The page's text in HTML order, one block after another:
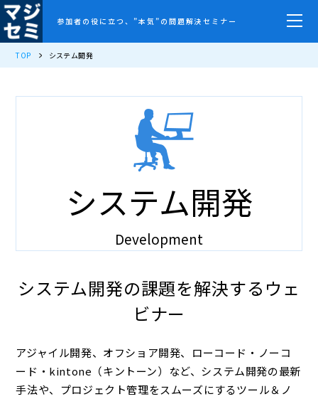
参加者の役に立つ、”本気”の問題解決セミナー
TOP システム開発
システム開発
Development
システム開発の課題を解決するウェ
ビナー
アジャイル開発、オフショア開発、ローコード・ノーコ
ード・kintone（キントーン）など、システム開発の最新
手法や、プロジェクト管理をスムーズにするツール＆ノ